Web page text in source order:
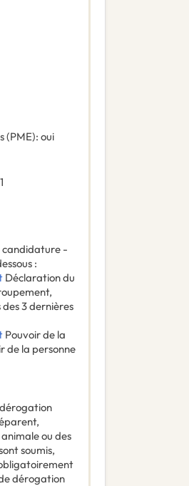
(PME): oui
candidature -
:
Déclaration du
3 dernières
Pouvoir de la
de la personne
ou des
soumis,
dérogation